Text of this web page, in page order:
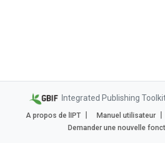
Integrated Publishing
A propos de lIPT Manuel utilisateur
Demander une nouvelle